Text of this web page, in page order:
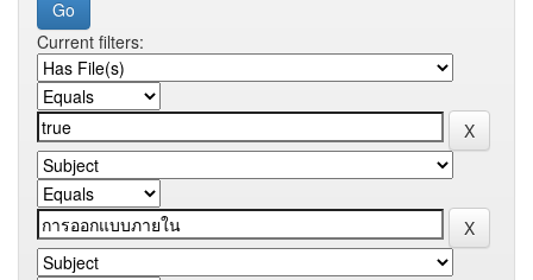
Current filters: